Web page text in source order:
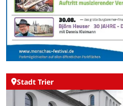
Stadt Trier